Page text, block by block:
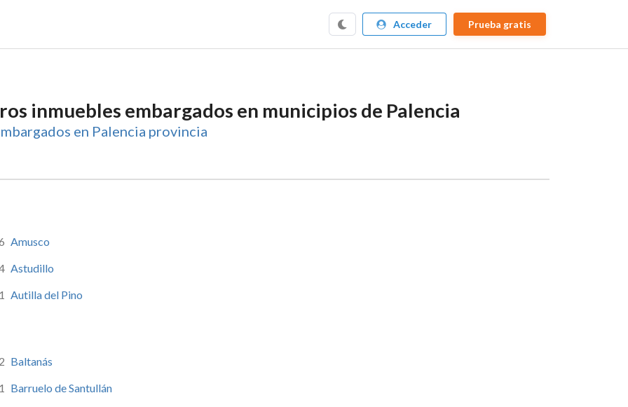
Acceder Prueba gratis
inmuebles embargados en municipios de Palencia
en Palencia provincia
Amusco
Astudillo
1 Autilla del Pino
2 Baltanás
1 Barruelo de Santullán